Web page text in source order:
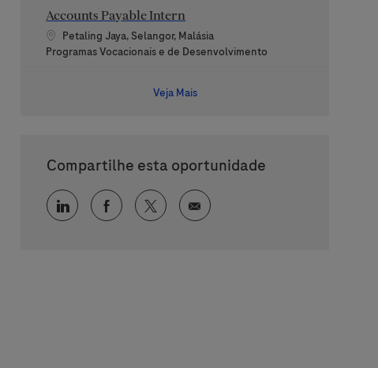
Accounts Payable Intern
Localização
Petaling Jaya, Selangor, Malásia
Categoria
Programas Vocacionais e de Desenvolvimento
Veja Mais
Compartilhe esta oportunidade
Compartilhar via LinkedIn
Compartilhar via Facebook
Compartilhar via twitter
Compartilhar via e-mail